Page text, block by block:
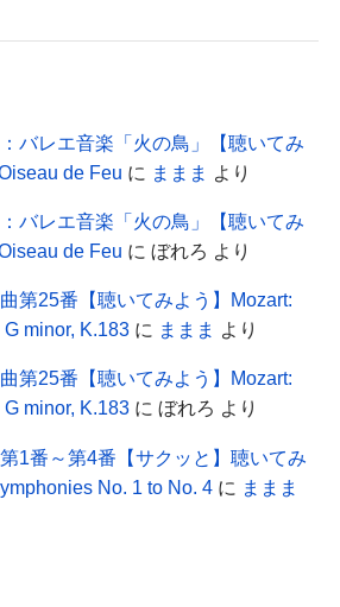
バレエ音楽「火の鳥」【聴いてみ
de Feu に ままま より
バレエ音楽「火の鳥」【聴いてみ
de Feu に ぼれろ より
第25番【聴いてみよう】Mozart:
minor, K.183に ままま より
第25番【聴いてみよう】Mozart:
minor, K.183に ぼれろ より
1番～第4番【サクッと】聴いてみ
No. 1 to No. 4に ままま